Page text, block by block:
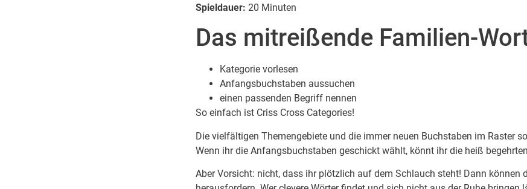
Spieldauer: 20 Minuten
Das mitreißende Familien-
Kategorie vorlesen
Anfangsbuchstaben aussuchen
einen passenden Begriff nennen
So einfach ist Criss Cross Categories!
Die vielfältigen Themengebiete und die immer neuen Buchstaben im Raster
Wenn ihr die Anfangsbuchstaben geschickt wählt, könnt ihr die heiß
Aber Vorsicht: nicht, dass ihr plötzlich auf dem Schlauch steht! Dann können